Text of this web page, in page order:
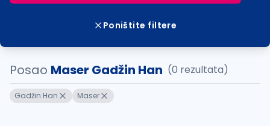
Poništite filtere
Posao Maser Gadžin Han (0 rezultata)
Gadžin Han Maser